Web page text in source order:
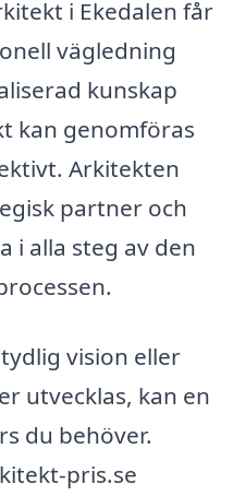
i Ekedalen får
vägledning
kunskap
kan genomföras
Arkitekten
partner och
i alla steg av den
vision eller
utvecklas, kan en
du behöver.
pris.se